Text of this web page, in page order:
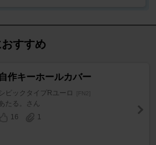
すすめ
自作キーホールカバー
シビックタイプRユーロ [FN2]
たる。さん
16
1